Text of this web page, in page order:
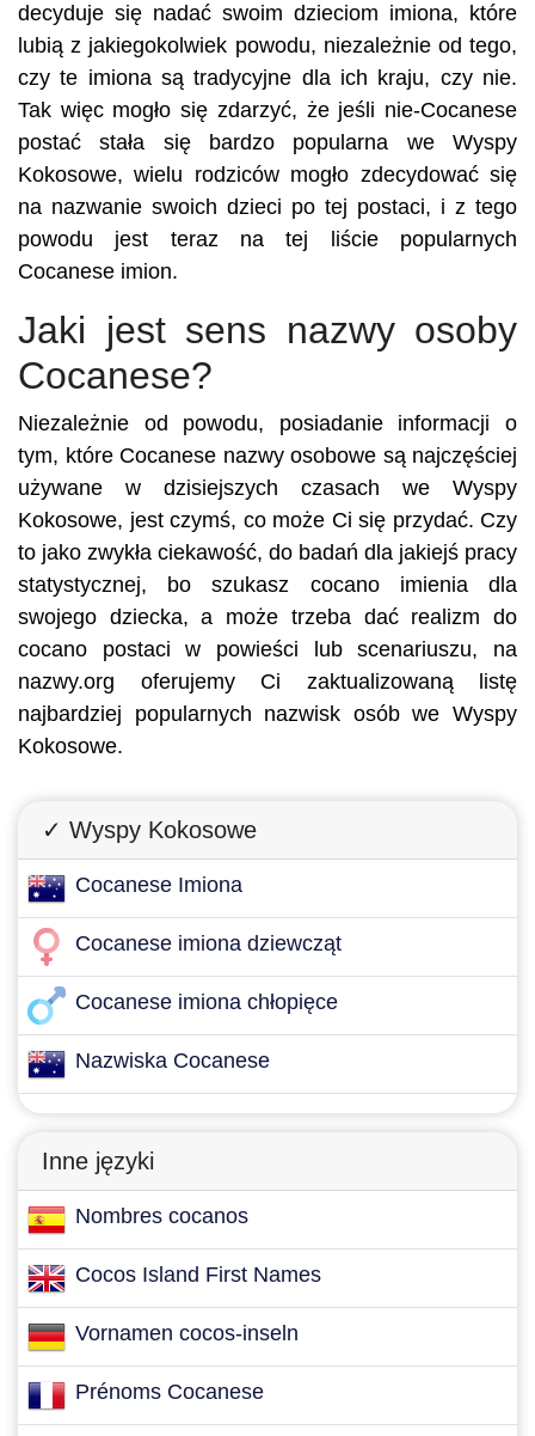
decyduje się nadać swoim dzieciom imiona, które
lubią z jakiegokolwiek powodu, niezależnie od tego,
czy te imiona są tradycyjne dla ich kraju, czy nie.
Tak więc mogło się zdarzyć, że jeśli nie-Cocanese
postać stała się bardzo popularna we Wyspy
Kokosowe, wielu rodziców mogło zdecydować się
na nazwanie swoich dzieci po tej postaci, i z tego
powodu jest teraz na tej liście popularnych
Cocanese imion.
Jaki jest sens nazwy osoby
Cocanese?
Niezależnie od powodu, posiadanie informacji o
tym, które Cocanese nazwy osobowe są najczęściej
używane w dzisiejszych czasach we Wyspy
Kokosowe, jest czymś, co może Ci się przydać. Czy
to jako zwykła ciekawość, do badań dla jakiejś pracy
statystycznej, bo szukasz cocano imienia dla
swojego dziecka, a może trzeba dać realizm do
cocano postaci w powieści lub scenariuszu, na
nazwy.org oferujemy Ci zaktualizowaną listę
najbardziej popularnych nazwisk osób we Wyspy
Kokosowe.
✓ Wyspy Kokosowe
Cocanese Imiona
Cocanese imiona dziewcząt
Cocanese imiona chłopięce
Nazwiska Cocanese
Inne języki
Nombres cocanos
Cocos Island First Names
Vornamen cocos-inseln
Prénoms Cocanese